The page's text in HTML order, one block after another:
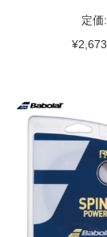
定価:
¥2,673